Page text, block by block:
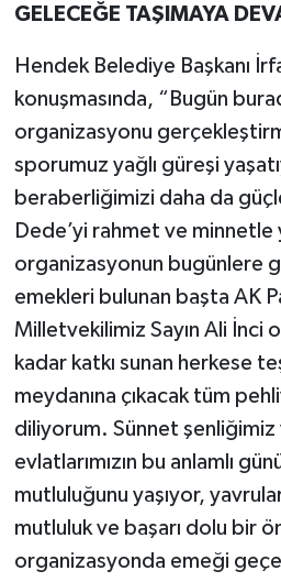
GELECEĞE TAŞIMAYA
Hendek Belediye Başkanı
konuşmasında, “Bugün
organizasyonu
sporumuz yağlı güreşi
beraberliğimizi daha da
Dede’yi rahmet ve
organizasyonun bugünlere
emekleri bulunan başta AK
Milletvekilimiz Sayın Ali İnci
kadar katkı sunan herkese
meydanına çıkacak tüm
diliyorum. Sünnet şenliğimiz
evlatlarımızın bu anlamlı
mutluluğunu yaşıyor,
mutluluk ve başarı dolu bir
organizasyonda emeği